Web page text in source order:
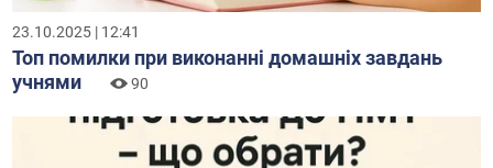
23.10.2025 | 12:41
Топ помилки при виконанні домашніх завдань
учнями
90